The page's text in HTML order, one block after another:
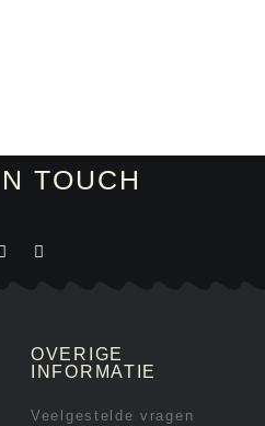
TOUCH
OVERIGE
INFORMATIE
Veelgestelde vragen